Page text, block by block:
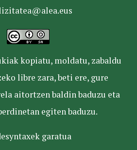
kopiatu, moldatu, zabaldu
libre zara, beti ere, gure
aitortzen baldin baduzu eta
egiten baduzu.
garatua